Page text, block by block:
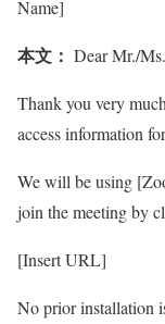
Name]
本文： Dear Mr./
Thank you very
access information
We will be using
join the meeting by
[Insert URL]
No prior installation